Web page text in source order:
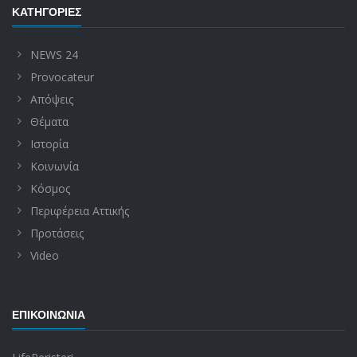
ΚΑΤΗΓΟΡΊΕΣ
NEWS 24
Provocateur
Απόψεις
Θέματα
Ιστορία
Κοινωνία
Κόσμος
Περιφέρεια Αττικής
Προτάσεις
Video
ΕΠΙΚΟΙΝΩΝΊΑ